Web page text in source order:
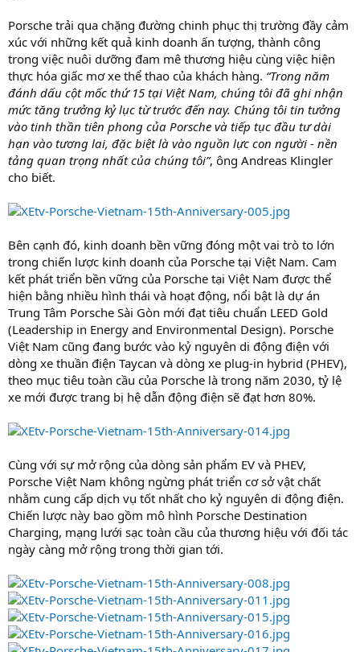
Porsche trải qua chặng đường chinh phục thị trường đầy cảm
xúc với những kết quả kinh doanh ấn tượng, thành công
trong việc nuôi dưỡng đam mê thương hiệu cùng việc hiện
thực hóa giấc mơ xe thể thao của khách hàng. “Trong năm
đánh dấu cột mốc thứ 15 tại Việt Nam, chúng tôi đã ghi nhận
mức tăng trưởng kỷ lục từ trước đến nay. Chúng tôi tin tưởng
vào tinh thần tiên phong của Porsche và tiếp tục đầu tư dài
hạn vào tương lai, đặc biệt là vào nguồn lực con người - nền
tảng quan trọng nhất của chúng tôi”, ông Andreas Klingler
cho biết.
Bên cạnh đó, kinh doanh bền vững đóng một vai trò to lớn
trong chiến lược kinh doanh của Porsche tại Việt Nam. Cam
kết phát triển bền vững của Porsche tại Việt Nam được thể
hiện bằng nhiều hình thái và hoạt động, nổi bật là dự án
Trung Tâm Porsche Sài Gòn mới đạt tiêu chuẩn LEED Gold
(Leadership in Energy and Environmental Design). Porsche
Việt Nam cũng đang bước vào kỷ nguyên di động điện với
dòng xe thuần điện Taycan và dòng xe plug-in hybrid (PHEV),
theo mục tiêu toàn cầu của Porsche là trong năm 2030, tỷ lệ
xe mới được trang bị hệ dẫn động điện sẽ đạt hơn 80%.
Cùng với sự mở rộng của dòng sản phẩm EV và PHEV,
Porsche Việt Nam không ngừng phát triển cơ sở vật chất
nhằm cung cấp dịch vụ tốt nhất cho kỷ nguyên di động điện.
Chiến lược này bao gồm mô hình Porsche Destination
Charging, mạng lưới sạc toàn cầu của thương hiệu với đối tác
ngày càng mở rộng trong thời gian tới.